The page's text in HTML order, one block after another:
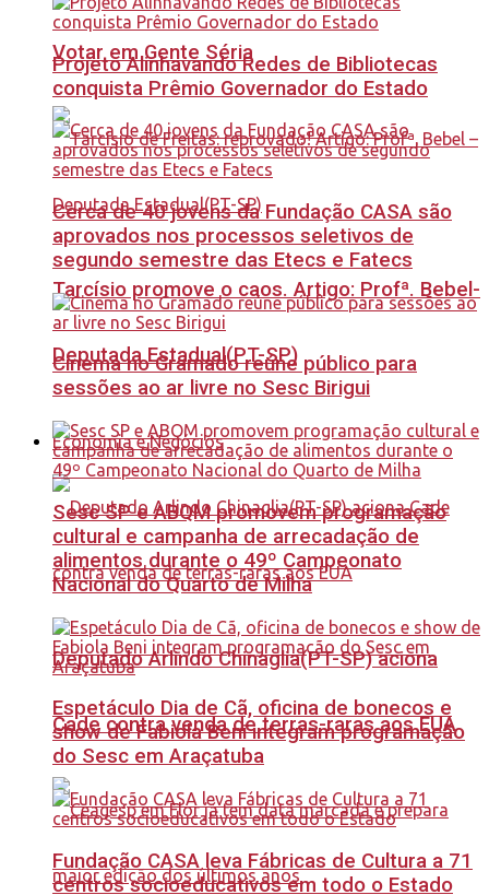
Votar em Gente Séria
Tarcísio promove o caos. Artigo: Profª. Bebel-
Deputada Estadual(PT-SP)
Economia e Negócios
Deputado Arlindo Chinaglia(PT-SP) aciona
Cade contra venda de terras-raras aos EUA
Projeto Alinhavando Redes de Bibliotecas
conquista Prêmio Governador do Estado
Cerca de 40 jovens da Fundação CASA são
aprovados nos processos seletivos de
segundo semestre das Etecs e Fatecs
Cinema no Gramado reúne público para
sessões ao ar livre no Sesc Birigui
Sesc SP e ABQM promovem programação
cultural e campanha de arrecadação de
alimentos durante o 49º Campeonato
Nacional do Quarto de Milha
Espetáculo Dia de Cã, oficina de bonecos e
show de Fabiola Beni integram programação
do Sesc em Araçatuba
Fundação CASA leva Fábricas de Cultura a 71
centros socioeducativos em todo o Estado